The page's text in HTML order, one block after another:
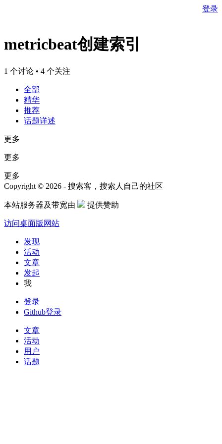
登录
metricbeat创建索引
1 个讨论 • 4 个关注
全部
精华
推荐
话题详述
更多
更多
更多
Copyright © 2026 - 搜索客，搜索人自己的社区
本站服务器及带宽由 提供赞助
访问桌面版网站
发现
活动
文章
发起
我
登录
Github登录
文章
活动
用户
话题